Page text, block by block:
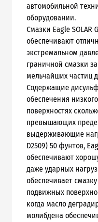
автомобильной
оборудовании.
Смазки Eagle SOLAR
обеспечивают
экстремальном
граничной смазки
мельчайших частиц
Содержащие
обеспечения
поверхностях
превышающих
выдерживающие
D2509) 50 фунтов,
обеспечивают
даже ударных
обеспечивает
подвижных
когда масло
молибдена